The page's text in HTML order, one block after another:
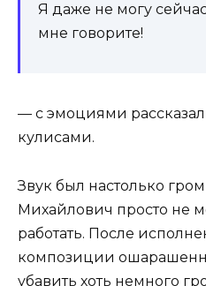
Я даже не могу
мне говорите!
— с эмоциями рассказал
кулисами.
Звук был настолько
Михайлович просто не
работать. После
композиции
убавить хоть немного